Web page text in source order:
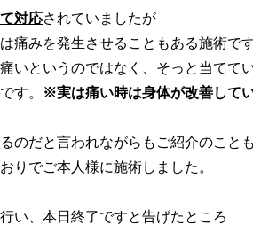
対応されていましたが
痛みを発生させることもある施術です
いというのではなく、そっと当てて
す。
※実は痛い時は身体が改善して
のだと言われながらもご紹介のことも
りでご本人様に施術しました。
い、本日終了ですと告げたところ